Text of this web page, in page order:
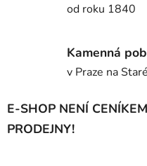
od roku 1840
Kamenná
v Praze na
E-SHOP NENÍ
PRODEJNY!